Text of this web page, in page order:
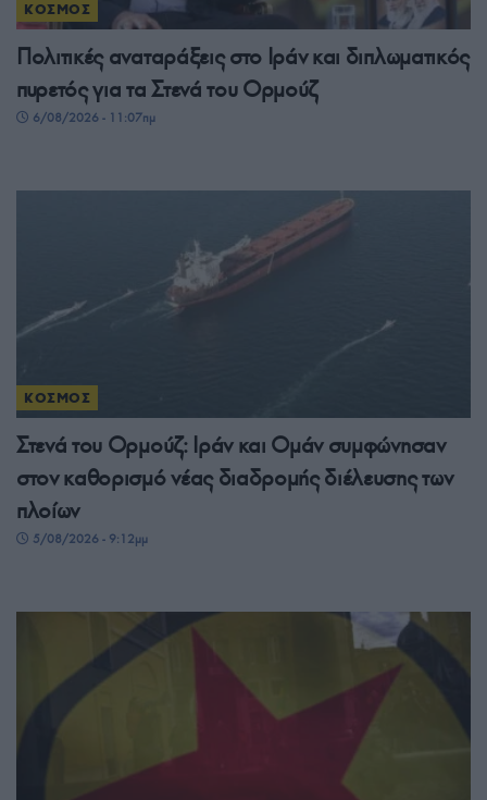
ΚΟΣΜΟΣ
Πολιτικές αναταράξεις στο Ιράν και διπλωματικός
πυρετός για τα Στενά του Ορμούζ
6/08/2026 - 11:07πμ
ΚΟΣΜΟΣ
Στενά του Ορμούζ: Ιράν και Ομάν συμφώνησαν
στον καθορισμό νέας διαδρομής διέλευσης των
πλοίων
5/08/2026 - 9:12μμ